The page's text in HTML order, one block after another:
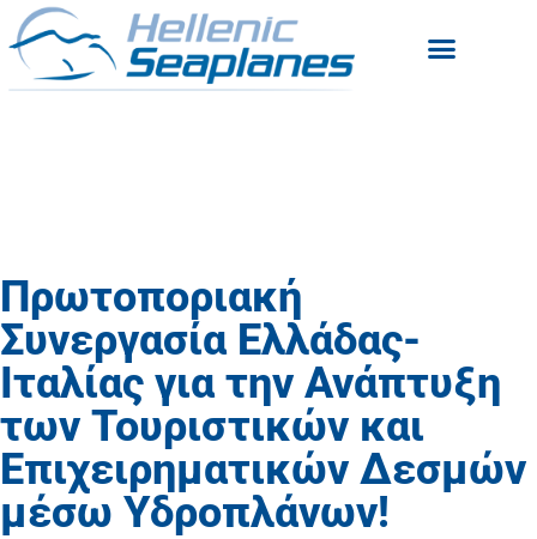
Πρωτοποριακή
Συνεργασία Ελλάδας-
Ιταλίας για την Ανάπτυξη
των Τουριστικών και
Επιχειρηματικών Δεσμών
μέσω Υδροπλάνων!